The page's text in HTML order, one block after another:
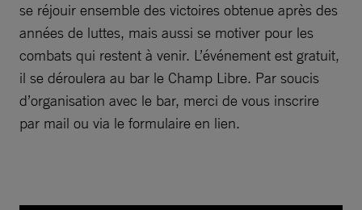
se réjouir ensemble des victoires obtenue après des
années de luttes, mais aussi se motiver pour les
combats qui restent à venir. L’événement est gratuit,
il se déroulera au bar le Champ Libre. Par soucis
d’organisation avec le bar, merci de vous inscrire
par mail ou via le formulaire en lien.